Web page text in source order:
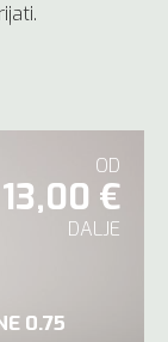
OD
13,00 €
DALJE
0.75